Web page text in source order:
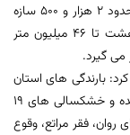
وی افزود: از زمان تاسیس استان تاکنون (سال 83) حدود 2 هزار و 500 سازه
آبخیزداری در بالادست قنوات احداث شده که بین هشت تا 46 میلیون متر
می گیرد.
بارندگی های استان
در درازمدت از 160 میلیمتر به کمتر از 110 میلیمتر رسیده و خشکسالی های 19
فقر مراتع، وقوع